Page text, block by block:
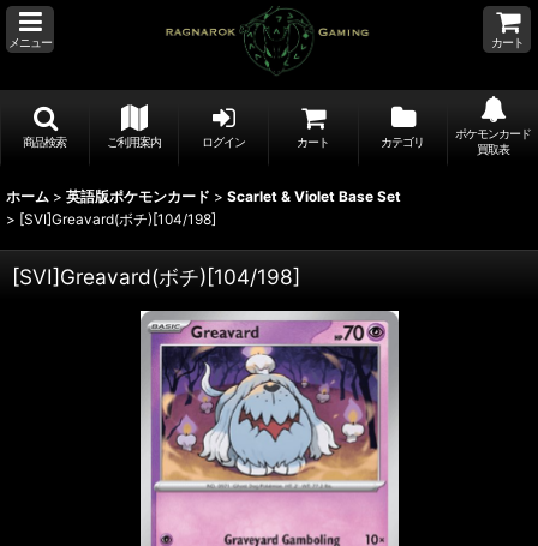
メニュー カート
商品検索 ご利用案内 ログイン カート カテゴリ
ポケモンカード
買取表
ホーム > 英語版ポケモンカード > Scarlet & Violet Base Set
> [SVI]Greavard(ボチ)[104/198]
[SVI]Greavard(ボチ)[104/198]